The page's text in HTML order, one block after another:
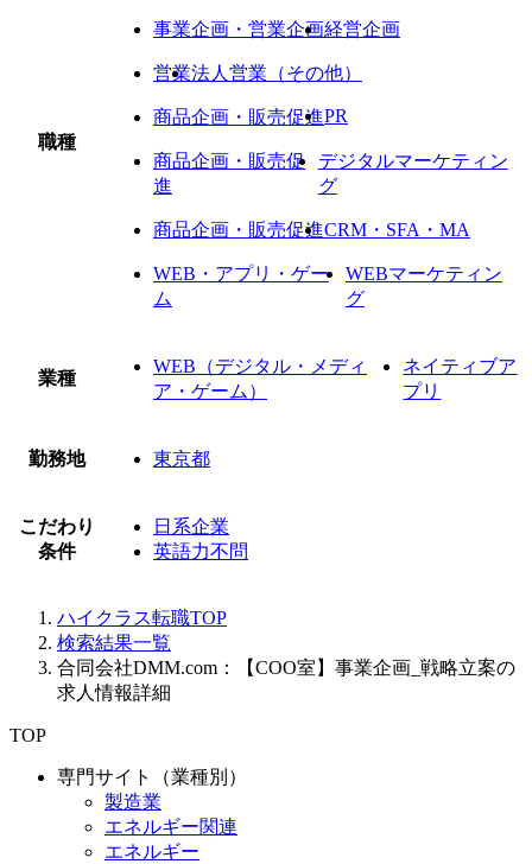
職種
事業企画・営業企画経営企画
営業法人営業（その他）
商品企画・販売促進PR
商品企画・販売促
進
デジタルマーケティン
グ
商品企画・販売促進CRM・SFA・MA
WEB・アプリ・ゲー
ム
WEBマーケティン
グ
業種
WEB（デジタル・メディ
ア・ゲーム）
ネイティブア
プリ
勤務地 東京都
こだわり
条件
日系企業
英語力不問
ハイクラス転職TOP
検索結果一覧
合同会社DMM.com：【COO室】事業企画_戦略立案の
求人情報詳細
TOP
専門サイト（業種別）
製造業
エネルギー関連
エネルギー